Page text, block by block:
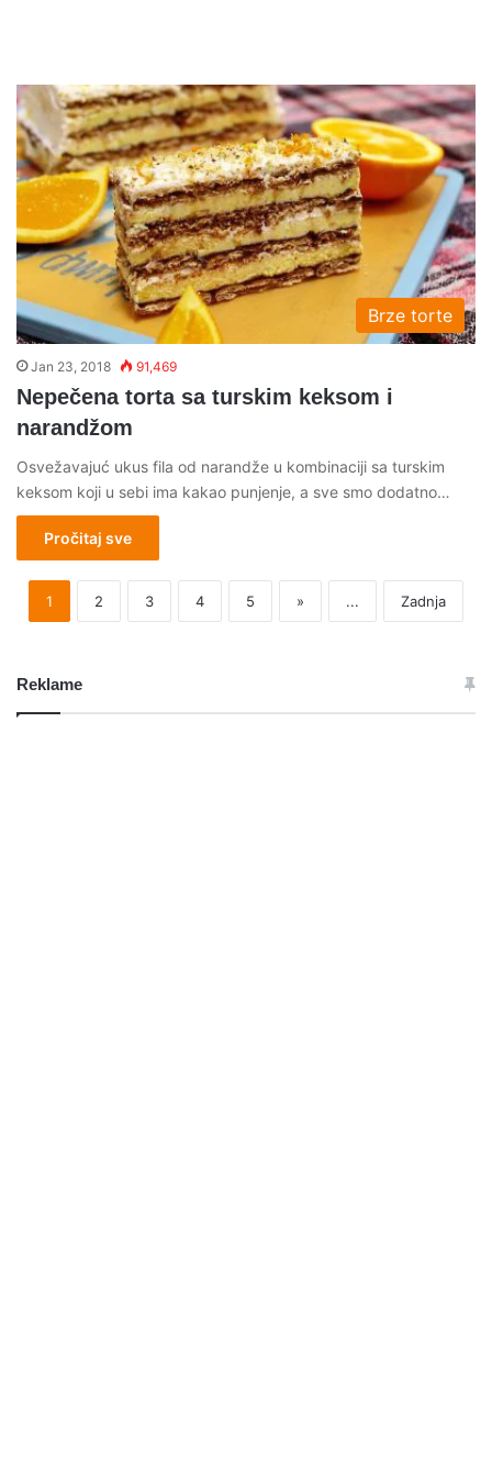
Brze torte
Jan 23, 2018 91,469
Nepečena torta sa turskim keksom i
narandžom
Osvežavajuć ukus fila od narandže u kombinaciji sa turskim
keksom koji u sebi ima kakao punjenje, a sve smo dodatno…
Pročitaj sve
1 2 3 4 5 » ... Zadnja
Reklame